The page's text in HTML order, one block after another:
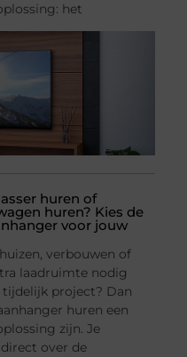
het
huren of
huren? Kies de
voor jouw
verbouwen of
laadruimte nodig
tijdelijk project? Dan
huren een
zijn. Je
over de